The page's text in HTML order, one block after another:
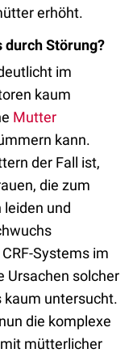
erhöht.
durch Störung?
im
kaum
Mutter
kann.
der Fall ist,
die zum
leiden und
Systems im
Ursachen solcher
kaum untersucht.
die komplexe
mütterlicher